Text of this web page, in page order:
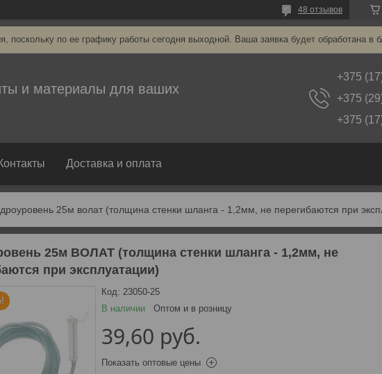
48 отзывов
поскольку по ее графику работы сегодня выходной. Ваша заявка будет обработана в
и материалы для ваших
+375
+375
+375
Контакты Доставка и оплата
25м волат (толщина стенки шланга - 1,2мм, не перегибаются при
25м ВОЛАТ (толщина стенки шланга - 1,2мм, не
при эксплуатации)
В наличии Оптом и в розницу
Код: 23050-25
39,60 руб.
Показать оптовые цены